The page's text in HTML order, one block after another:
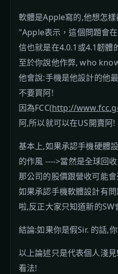
軟體是Apple寫的,他想怎
"Apple表示，這個問題會
信也就是在4.0.1或4.1韌體
至於你說他作弊, who
他會說:手機是他設計的他
不要買阿!
因為FCC(http://
阿,所以就可以在US開賣阿!
基本上,如果承認手機硬體
的作風 ---->當然是全球回
那公司的股價跟營收可能
如果承認手機軟體設計有
啦,反正大家只知道新的SW
結論:如果你是假Sir. 的話,
以上論述只是代表個人淺
看法!